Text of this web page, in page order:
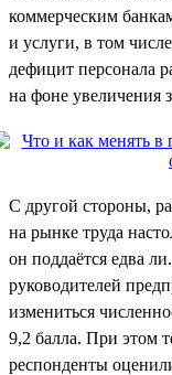
коммерческим
и услуги, в том
дефицит персонала
на фоне увеличения
С другой стороны,
на рынке труда
он поддаётся едва
руководителей
измениться
9,2 балла. При этом
респонденты